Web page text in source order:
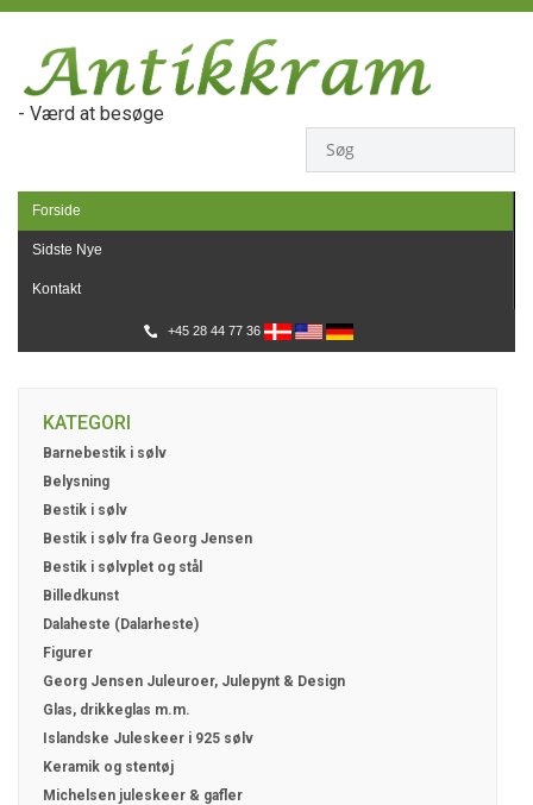
- Værd at besøge
Forside
Sidste Nye
Kontakt
+45 28 44 77 36
KATEGORI
Barnebestik i sølv
Belysning
Bestik i sølv
Bestik i sølv fra Georg Jensen
Bestik i sølvplet og stål
Billedkunst
Dalaheste (Dalarheste)
Figurer
Georg Jensen Juleuroer, Julepynt & Design
Glas, drikkeglas m.m.
Islandske Juleskeer i 925 sølv
Keramik og stentøj
Michelsen juleskeer & gafler